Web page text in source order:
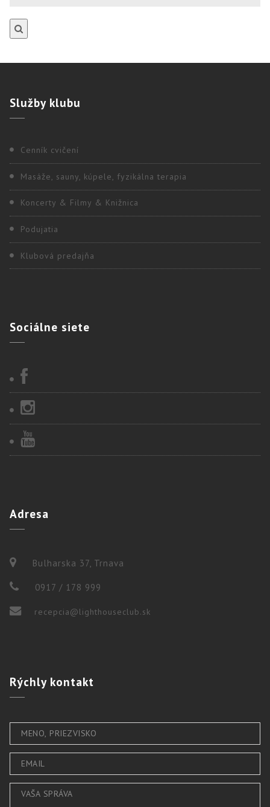
Službyklubu
Cenník cvičení
Masáže, sauny, kúpele, fyzikálna terapia
Koncerty & Filmy & Knižnica
Podujatia
Klubová predajňa
Sociálne siete
Adresa
Bulharska 37, Trnava
0917 / 178 999
recepcia@lighthouseclub.sk
Rýchlykontakt